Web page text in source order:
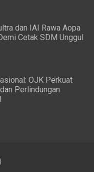
dan IAI Rawa Aopa
Cetak SDM Unggul
OJK Perkuat
Perlindungan